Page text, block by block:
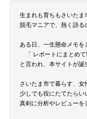
生まれも育ちもさいたま
脱毛マニアで、熱く語る
ある日、一生懸命メモを
「 レポートにまとめて!!
と言われ、本サイトが
さいたま市で暮らす、女
少しでも役にたてたらい
真剣に分析やレビューを